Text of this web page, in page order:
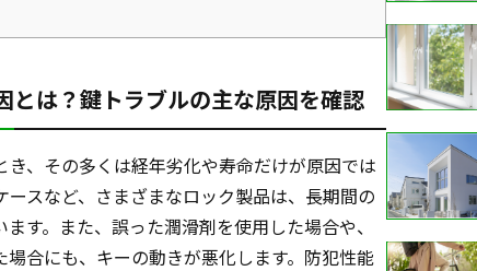
とは？鍵トラブルの主な原因を確認
、その多くは経年劣化や寿命だけが原因では
スなど、さまざまなロック製品は、長期間の
す。また、誤った潤滑剤を使用した場合や、
合にも、キーの動きが悪化します。防犯性能